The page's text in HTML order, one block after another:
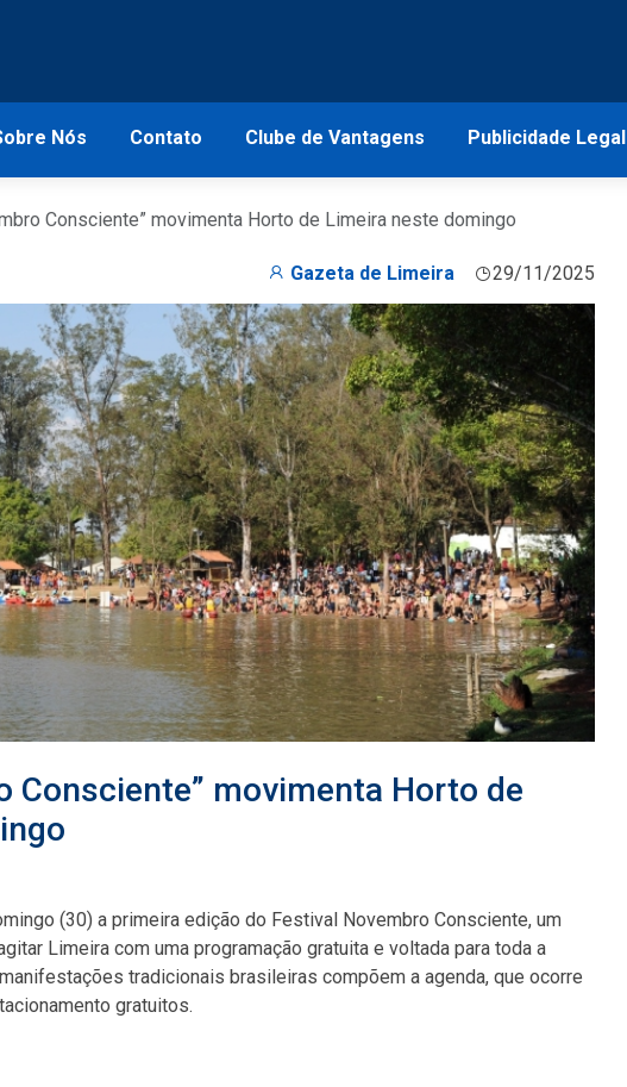
Nós Contato Clube de Vantagens Publicidade Legal
Consciente” movimenta Horto de Limeira neste domingo
Gazeta de Limeira 29/11/2025
Consciente” movimenta Horto de
(30) a primeira edição do Festival Novembro Consciente, um
Limeira com uma programação gratuita e voltada para toda a
tradicionais brasileiras compõem a agenda, que ocorre
gratuitos.